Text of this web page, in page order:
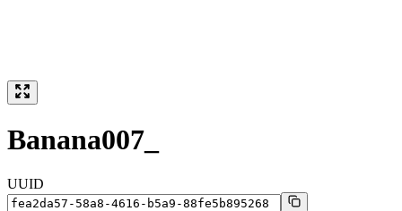
Banana007_
UUID